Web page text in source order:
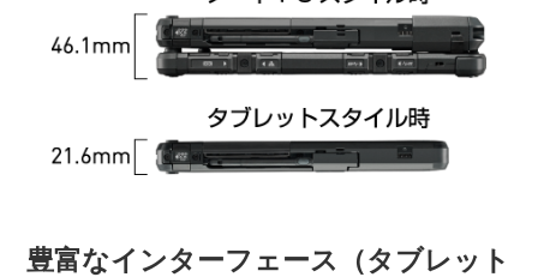
豊富なインターフェース（タブレット